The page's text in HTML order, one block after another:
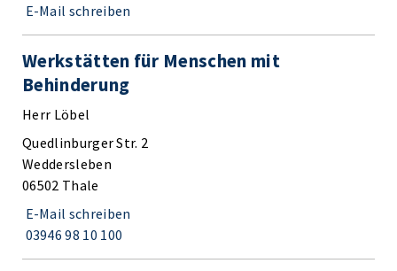
E-Mail schreiben
Werkstätten für Menschen mit
Behinderung
Herr Löbel
Quedlinburger Str. 2
Weddersleben
06502 Thale
E-Mail schreiben
03946 98 10 100